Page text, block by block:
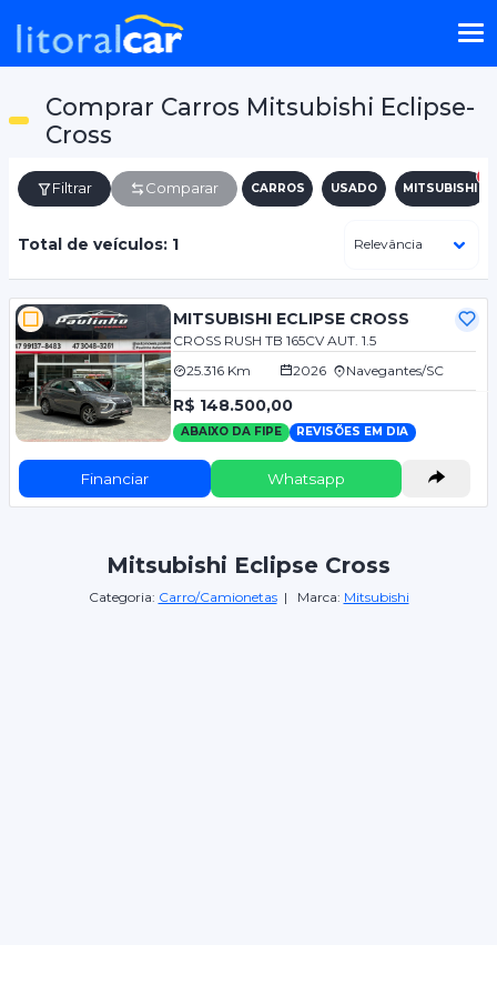
Comprar Carros Mitsubishi Eclipse-
Cross
Filtrar Comparar CARROS USADO MITSUBISHI
Total de veículos: 1
MITSUBISHI ECLIPSE CROSS
CROSS RUSH TB 165CV AUT. 1.5
25.316 Km
2026 Navegantes/SC
R$ 148.500,00
ABAIXO DA FIPE REVISÕES EM DIA
Financiar Whatsapp
Mitsubishi Eclipse Cross
Categoria: Carro/Camionetas| Marca: Mitsubishi